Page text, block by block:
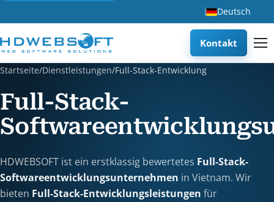
Deutsch
Kontakt
Startseite/Dienstleistungen/Full-Stack-Entwicklung
Full-Stack-
HDWEBSOFT ist ein erstklassig bewertetes Full-Stack-
Softwareentwicklungsunternehmen in Vietnam. Wir
bieten Full-Stack-Entwicklungsleistungen für